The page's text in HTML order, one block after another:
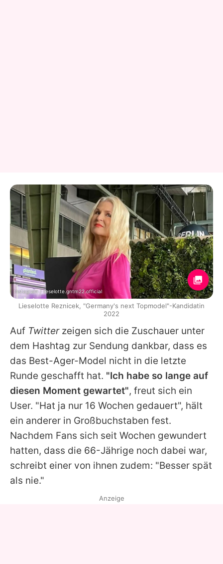
Auf Twitterzeigen sich die Zuschauer unter
dem Hashtag zur Sendung dankbar, dass es
das Best-Ager-Model nicht in die letzte
Runde geschafft hat. "Ich habe so lange auf
diesen Moment gewartet", freut sich ein
User. "Hat ja nur 16 Wochen gedauert", hält
ein anderer in Großbuchstaben fest.
Nachdem Fans sich seit Wochen gewundert
hatten, dass die 66-Jährige noch dabei war,
schreibt einer von ihnen zudem: "Besser spät
als nie."
Instagram / lieselotte.gntm22.official
Lieselotte Reznicek, "Germany's next Topmodel"-Kandidatin
2022
Anzeige